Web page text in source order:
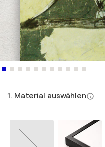
1. Material auswählen